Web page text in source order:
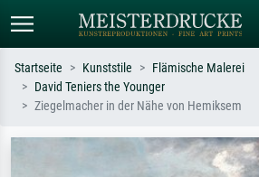
Standardsuche
oder Stilen – z.B. Monet,
Wiese,
Startseite Kunststile
Flämische Malerei
David Teniers the Younger
Ziegelmacher in der Nähe von Hemiksem